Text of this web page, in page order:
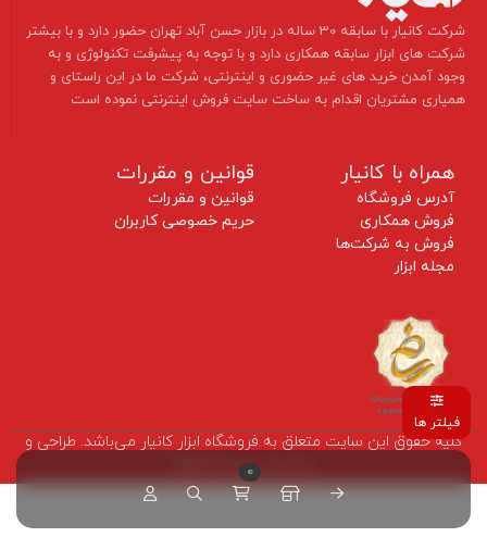
​شرکت کانیار با سابقه 30 ساله در بازار حسن آباد تهران حضور دارد و با بیشتر
شرکت های ابزار سابقه همکاری دارد و با توجه به پیشرفت تکنولوژی و به
وجود آمدن خرید های غیر حضوری و اینترنتی، شرکت ما در این راستای و
همیاری مشتریان اقدام به ساخت سایت فروش اینترنتی نموده است ​​​​​​​
همراه با کانیار
آدرس فروشگاه
فروش همکاری
فروش به شرکت‌ها
مجله ابزار
قوانین و مقررات
قوانین و مقررات
حریم خصوصی کاربران
کلیه حقوق این سایت متعلق به فروشگاه ابزار کانیار می‌باشد. طراحی و
پشتیبانی توسط طرهلو
فیلتر ها
0